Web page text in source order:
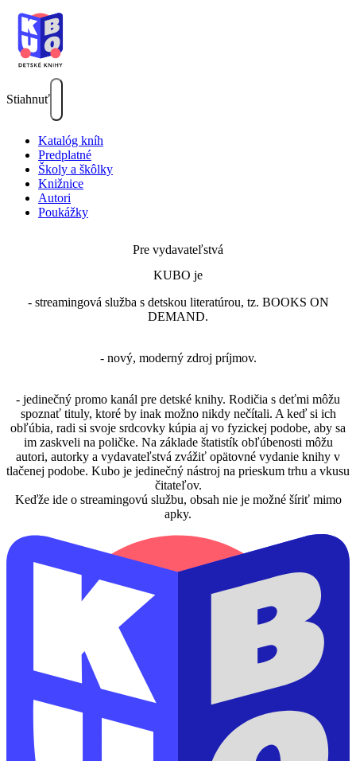
Stiahnuť
Katalóg kníh
Predplatné
Školy a škôlky
Knižnice
Autori
Poukážky
Pre vydavateľstvá
KUBO je
- streamingová služba s detskou literatúrou, tz. BOOKS ON
DEMAND.
- nový, moderný zdroj príjmov.
- jedinečný promo kanál pre detské knihy. Rodičia s deťmi môžu
spoznať tituly, ktoré by inak možno nikdy nečítali. A keď si ich
obľúbia, radi si svoje srdcovky kúpia aj vo fyzickej podobe, aby sa
im zaskveli na poličke. Na základe štatistík obľúbenosti môžu
autori, autorky a vydavateľstvá zvážiť opätovné vydanie knihy v
tlačenej podobe. Kubo je jedinečný nástroj na prieskum trhu a vkusu
čitateľov.
Keďže ide o streamingovú službu, obsah nie je možné šíriť mimo
apky.